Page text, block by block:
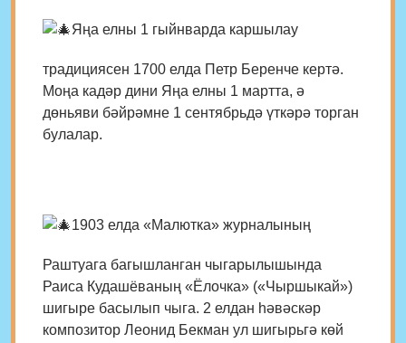
Яңа елны 1 гыйнварда каршылау
традициясен 1700 елда Петр Беренче кертә.
Моңа кадәр дини Яңа елны 1 мартта, ә
дөньяви бәйрәмне 1 сентябрьдә үткәрә торган
булалар.
1903 елда «Малютка» журналының
Раштуага багышланган чыгарылышында
Раиса Кудашёваның «Ёлочка» («Чыршыкай»)
шигыре басылып чыга. 2 елдан һәвәскәр
композитор Леонид Бекман ул шигырьгә көй